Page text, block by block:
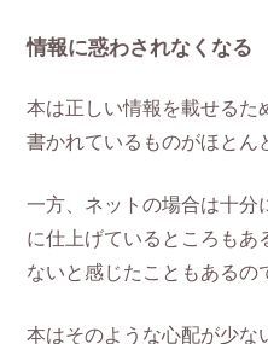
情報に惑わされなくなる
本は正しい情報を載せるた
書かれているものがほとん
一方、ネットの場合は十分
に仕上げているところもあ
ないと感じたこともあるの
本はそのような心配が少な